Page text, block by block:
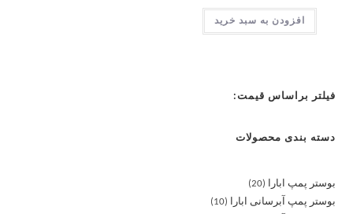
افزودن به سبد خرید
فیلتر براساس قیمت:
دسته بندی محصولات
بوستر پمپ ابارا
20
بوستر پمپ آبرسانی ابارا
10